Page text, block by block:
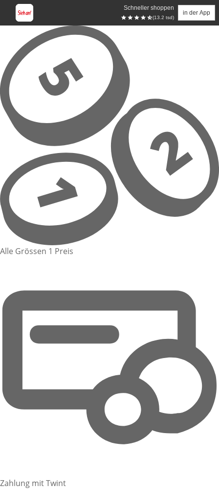
Schneller shoppen
(13.2 tsd)
in der App
Zum Hauptinhalt springen
Alle Grössen 1 Preis
Zahlung mit Twint